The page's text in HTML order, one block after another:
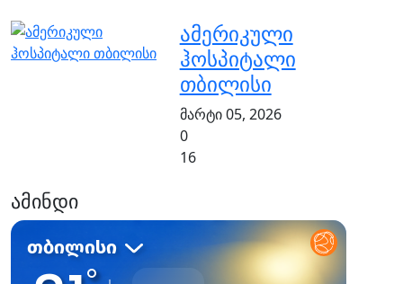
ამერიკული
ჰოსპიტალი
თბილისი
მარტი 05, 2026
0
16
ამინდი